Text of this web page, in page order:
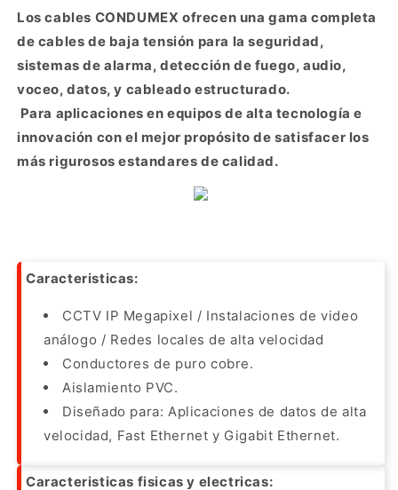
par
calibre
16
alimentación,
de
color
blanco,
para
distancias
100
%
Cobre
Uso
par
calibre
16
para
alimentación,
de
color
blanco,
aplicaciones
distancias
(
100
%
Cobre
)
,
Uso
Los cables CONDUMEX ofrecen una gama completa
de cables de baja tensión para la seguridad,
sistemas de alarma, detección de fuego, audio,
voceo, datos, y cableado estructurado.
Para aplicaciones en equipos de alta tecnología e
innovación con el mejor propósito de satisfacer los
más rigurosos estandares de calidad.
Caracteristicas:
CCTV IP Megapixel / Instalaciones de video
análogo / Redes locales de alta velocidad
Conductores de puro cobre.
Aislamiento PVC.
Diseñado para: Aplicaciones de datos de alta
velocidad, Fast Ethernet y Gigabit Ethernet.
Caracteristicas fisicas y electricas: